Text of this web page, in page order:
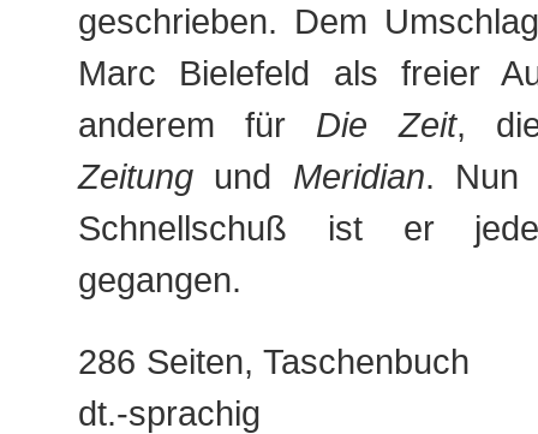
geschrieben. Dem
Marc Bielefeld als freier
anderem für Die Zeit,
Zeitung und Meridian. Nun
Schnellschuß ist er
gegangen.
286 Seiten, Taschenbuch
dt.-sprachig